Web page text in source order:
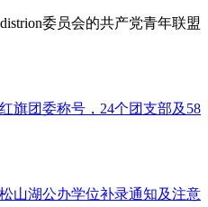
distrion委员会的共产党青年联盟
旗团委称号，24个团支部及58
山湖公办学位补录通知及注意